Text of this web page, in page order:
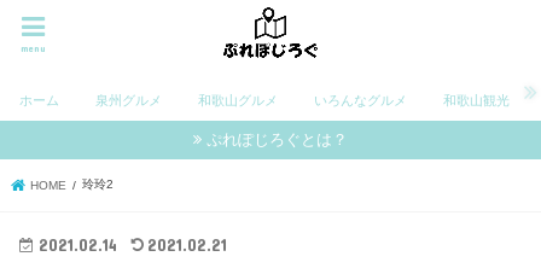
menu
ホーム 泉州グルメ 和歌山グルメ いろんなグルメ 和歌山観光
ぷれぽじろぐとは？
HOME 玲玲2
2021.02.14 2021.02.21